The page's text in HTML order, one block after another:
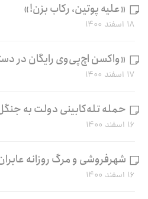
«علیه پوتین، رکاب بزن!»
۱۸ اسفند ۱۴۰۰
«واکسن اچ‌پی‌وی رایگان در
۱۷ اسفند ۱۴۰۰
حمله تله‌کابینی دولت به
۱۶ اسفند ۱۴۰۰
شهرفروشی و مرگ روزانه
۱۶ اسفند ۱۴۰۰